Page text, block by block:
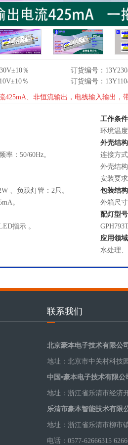
％ 订货编号：
％ 订货编号：
、非恒流输出，电线输入输出，带
率：50/60Hz。
、负载灯管：2只。
。
指示 。
工作条件
环境温
外壳结构
连接方
外壳结
安装要
包装结构
外箱尺
配灯型号
应用领域
水处理
联系我们
北京豪本电子技术有限公司
地址：北京市中关村科技
中国•豪本电子技术有限公
地址：浙江省乐清市经济
乐清市豪本智能技术有限
地址：浙江省乐清市柳市
电话：0577-62666315